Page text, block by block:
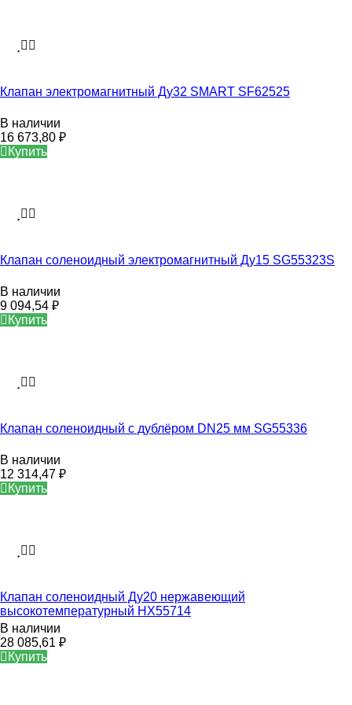
Клапан электромагнитный Ду32 SMART SF62525
В наличии
16 673,80 ₽
Купить
Клапан соленоидный электромагнитный Ду15 SG55323S
В наличии
9 094,54 ₽
Купить
Клапан соленоидный с дублёром DN25 мм SG55336
В наличии
12 314,47 ₽
Купить
Клапан соленоидный Ду20 нержавеющий
высокотемпературный HX55714
В наличии
28 085,61 ₽
Купить